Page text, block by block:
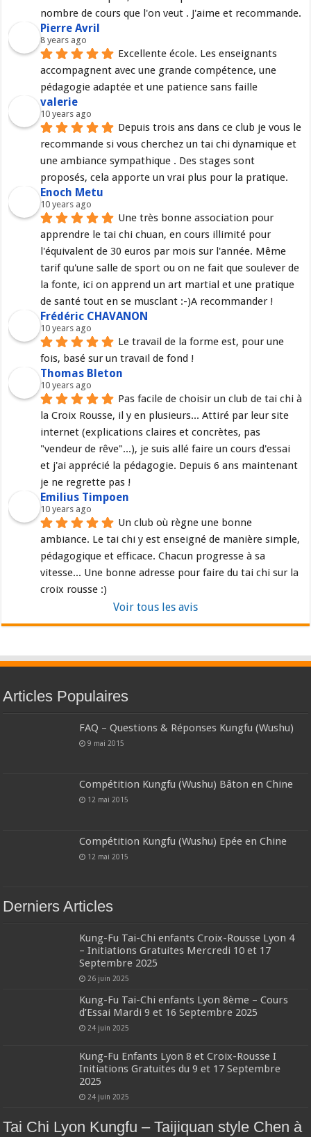
nombre de cours que l'on veut . J'aime et recommande.
Pierre Avril
8 years ago
Excellente école. Les enseignants
accompagnent avec une grande compétence, une
pédagogie adaptée et une patience sans faille
valerie
10 years ago
Depuis trois ans dans ce club je vous le
recommande si vous cherchez un tai chi dynamique et
une ambiance sympathique . Des stages sont
proposés, cela apporte un vrai plus pour la pratique.
Enoch Metu
10 years ago
Une très bonne association pour
apprendre le tai chi chuan, en cours illimité pour
l'équivalent de 30 euros par mois sur l'année. Même
tarif qu'une salle de sport ou on ne fait que soulever de
la fonte, ici on apprend un art martial et une pratique
de santé tout en se musclant :-)A recommander !
Frédéric CHAVANON
10 years ago
Le travail de la forme est, pour une
fois, basé sur un travail de fond !
Thomas Bleton
10 years ago
Pas facile de choisir un club de tai chi à
la Croix Rousse, il y en plusieurs... Attiré par leur site
internet (explications claires et concrètes, pas
"vendeur de rêve"...), je suis allé faire un cours d'essai
et j'ai apprécié la pédagogie. Depuis 6 ans maintenant
je ne regrette pas !
Emilius Timpoen
10 years ago
Un club où règne une bonne
ambiance. Le tai chi y est enseigné de manière simple,
pédagogique et efficace. Chacun progresse à sa
vitesse... Une bonne adresse pour faire du tai chi sur la
croix rousse :)
Voir tous les avis
Articles Populaires
FAQ – Questions & Réponses Kungfu (Wushu)
9 mai 2015
Compétition Kungfu (Wushu) Bâton en Chine
12 mai 2015
Compétition Kungfu (Wushu) Epée en Chine
12 mai 2015
Derniers Articles
Kung-Fu Tai-Chi enfants Croix-Rousse Lyon 4
– Initiations Gratuites Mercredi 10 et 17
Septembre 2025
26 juin 2025
Kung-Fu Tai-Chi enfants Lyon 8ème – Cours
d’Essai Mardi 9 et 16 Septembre 2025
24 juin 2025
Kung-Fu Enfants Lyon 8 et Croix-Rousse I
Initiations Gratuites du 9 et 17 Septembre
2025
24 juin 2025
Tai Chi Lyon Kungfu – Taijiquan style Chen à